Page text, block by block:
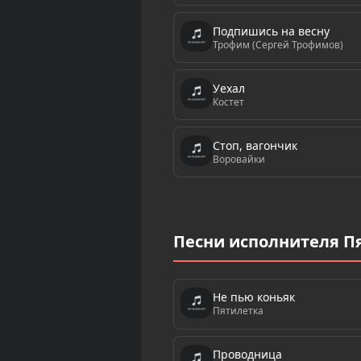
Подпишись на весну
Трофим (Сергей Трофимов)
Уехал
Костет
Стоп, вагончик
Воровайки
Песни исполнителя
Не пью коньяк
Пятилетка
Проводница